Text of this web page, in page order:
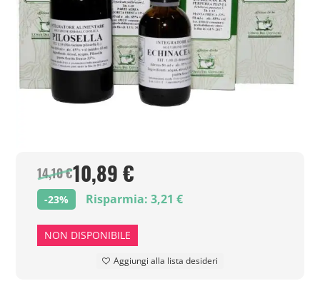
14,10 €10,89 €
-23% Risparmia: 3,21 €
NON DISPONIBILE
Aggiungi alla lista desideri